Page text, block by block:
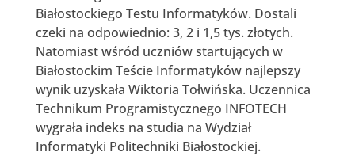
Białostockiego Testu Informatyków. Dostali
czeki na odpowiednio: 3, 2 i 1,5 tys. złotych.
Natomiast wśród uczniów startujących w
Białostockim Teście Informatyków najlepszy
wynik uzyskała Wiktoria Tołwińska. Uczennica
Technikum Programistycznego INFOTECH
wygrała indeks na studia na Wydział
Informatyki Politechniki Białostockiej.